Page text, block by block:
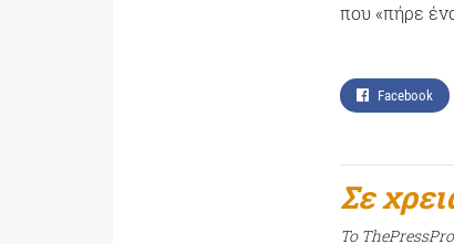
που «πήρε
Facebook
Σε
Το